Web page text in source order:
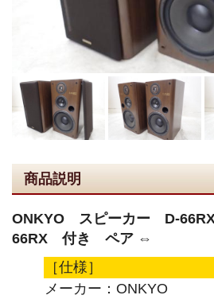
商品説明
ONKYO スピーカー D-
66RX 付き ペア ⇔
［仕様］
メーカー：ONKYO